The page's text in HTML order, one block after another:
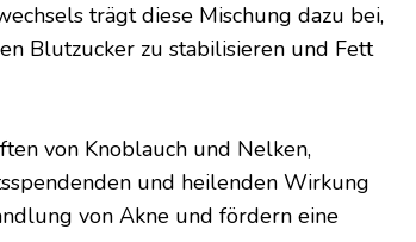
trägt diese Mischung dazu bei,
Blutzucker zu stabilisieren und Fett
von Knoblauch und Nelken,
und heilenden Wirkung
von Akne und fördern eine